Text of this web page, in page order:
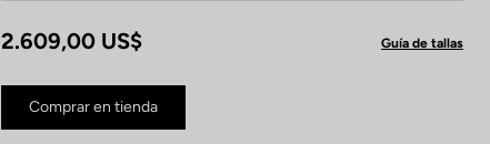
2.609,00 US$ Guía de tallas
Comprar en tienda